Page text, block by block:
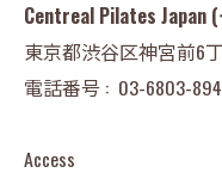
Centreal Pilates Japan
東京都渋谷区神宮前6
電話番号 : 03-6803-
Access